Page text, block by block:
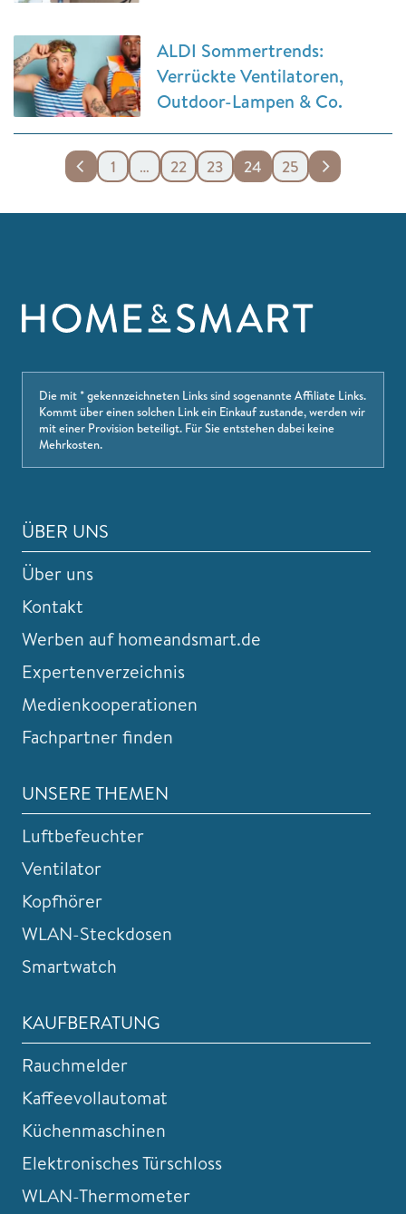
ALDI Sommertrends:
Verrückte Ventilatoren,
Outdoor-Lampen & Co.
1 … 22 23 24 25
Die mit * gekennzeichneten Links sind sogenannte Affiliate Links.
Kommt über einen solchen Link ein Einkauf zustande, werden wir
mit einer Provision beteiligt. Für Sie entstehen dabei keine
Mehrkosten.
ÜBER UNS
Über uns
Kontakt
Werben auf homeandsmart.de
Expertenverzeichnis
Medienkooperationen
Fachpartner finden
UNSERE THEMEN
Luftbefeuchter
Ventilator
Kopfhörer
WLAN-Steckdosen
Smartwatch
KAUFBERATUNG
Rauchmelder
Kaffeevollautomat
Küchenmaschinen
Elektronisches Türschloss
WLAN-Thermometer